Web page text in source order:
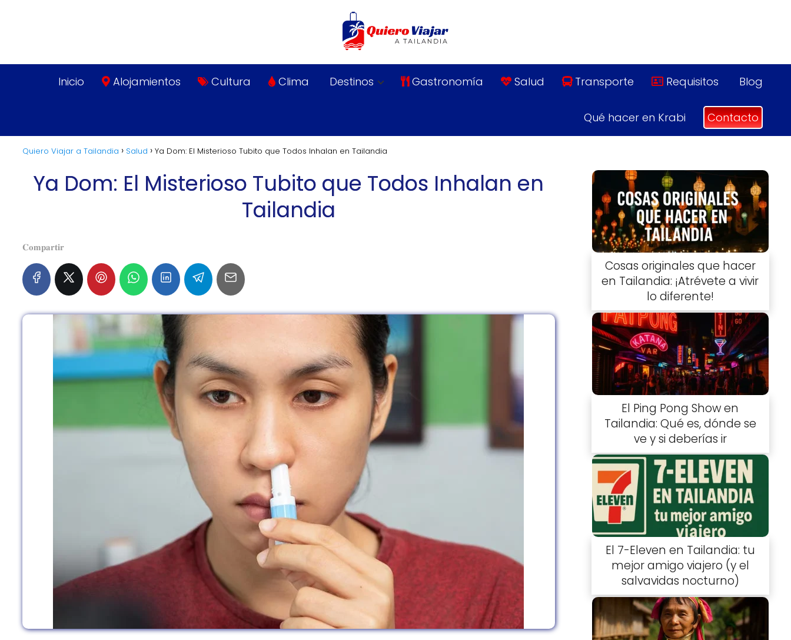
Inicio Alojamientos Cultura Clima Destinos Gastronomía Salud Transporte Requisitos Blog
Qué hacer en Krabi Contacto
Quiero Viajar a Tailandia Salud Ya Dom: El Misterioso Tubito que Todos Inhalan en Tailandia
Ya Dom: El Misterioso Tubito que Todos Inhalan en
Tailandia
𝐂𝐨𝐦𝐩𝐚𝐫𝐭𝐢𝐫
Cosas originales que hacer
en Tailandia: ¡Atrévete a vivir
lo diferente!
El Ping Pong Show en
Tailandia: Qué es, dónde se
ve y si deberías ir
El 7-Eleven en Tailandia: tu
mejor amigo viajero (y el
salvavidas nocturno)